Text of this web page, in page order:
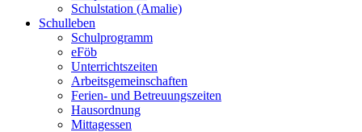
Schulstation (Amalie)
Schulleben
Schulprogramm
eFöb
Unterrichtszeiten
Arbeitsgemeinschaften
Ferien- und Betreuungszeiten
Hausordnung
Mittagessen